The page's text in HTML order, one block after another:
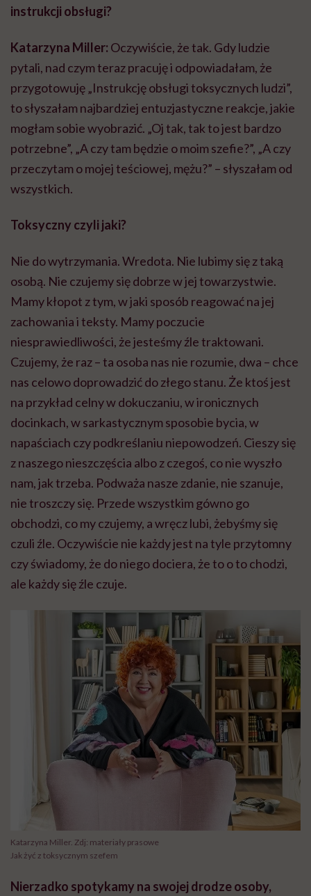
instrukcji obsługi?
Katarzyna Miller: Oczywiście, że tak. Gdy ludzie
pytali, nad czym teraz pracuję i odpowiadałam, że
przygotowuję „Instrukcję obsługi toksycznych ludzi”,
to słyszałam najbardziej entuzjastyczne reakcje, jakie
mogłam sobie wyobrazić. „Oj tak, tak to jest bardzo
potrzebne”, „A czy tam będzie o moim szefie?”, „A czy
przeczytam o mojej teściowej, mężu?” – słyszałam od
wszystkich.
Toksyczny czyli jaki?
Nie do wytrzymania. Wredota. Nie lubimy się z taką
osobą. Nie czujemy się dobrze w jej towarzystwie.
Mamy kłopot z tym, w jaki sposób reagować na jej
zachowania i teksty. Mamy poczucie
niesprawiedliwości, że jesteśmy źle traktowani.
Czujemy, że raz – ta osoba nas nie rozumie, dwa – chce
nas celowo doprowadzić do złego stanu. Że ktoś jest
na przykład celny w dokuczaniu, w ironicznych
docinkach, w sarkastycznym sposobie bycia, w
napaściach czy podkreślaniu niepowodzeń. Cieszy się
z naszego nieszczęścia albo z czegoś, co nie wyszło
nam, jak trzeba. Podważa nasze zdanie, nie szanuje,
nie troszczy się. Przede wszystkim gówno go
obchodzi, co my czujemy, a wręcz lubi, żebyśmy się
czuli źle. Oczywiście nie każdy jest na tyle przytomny
czy świadomy, że do niego dociera, że to o to chodzi,
ale każdy się źle czuje.
Katarzyna Miller. Zdj: materiały prasowe
Jak żyć z toksycznym szefem
Nierzadko spotykamy na swojej drodze osoby,